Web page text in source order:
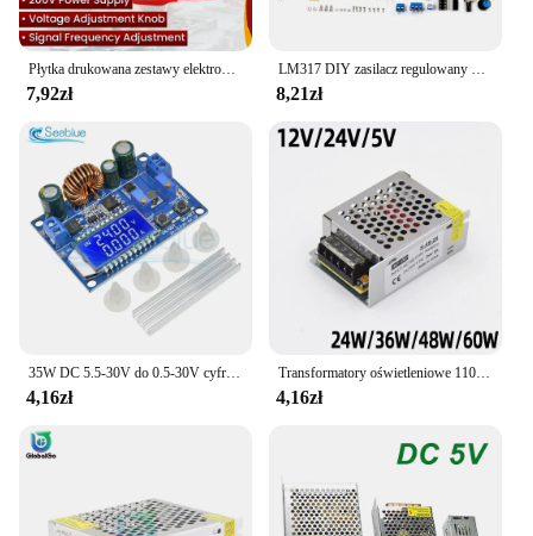
Płytka drukowana zestawy elektroniczne DIY zestaw LM317 regulowany regulowane napięcie 110V 220V do 1.25V-12.5V Step-down moduł zasilania
7,92zł
LM317 DIY zasilacz regulowany napięcia zestawy elektroniczne regulatora regulowane napięcie DC 220V do 1.25V-12.5V płytka drukowana obniżania
8,21zł
4,16zł
Transformatory oświetleniowe 110V 220V do DC 5V 12V 24V 24W 36W 48W 60W dla adaptera zasilanie do taśmy LED CCTV
4,16zł